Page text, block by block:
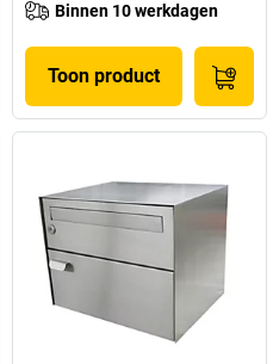
Binnen 10 werkdagen
Toon product